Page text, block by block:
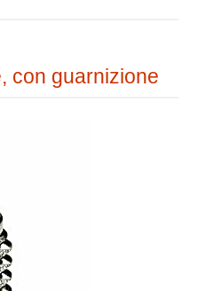
con guarnizione